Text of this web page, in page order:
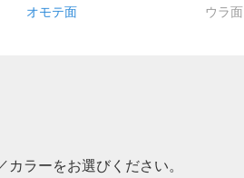
オモテ面 ウラ面
カラーをお選びください。